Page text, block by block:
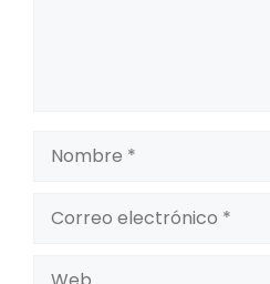
Nombre
electrónico